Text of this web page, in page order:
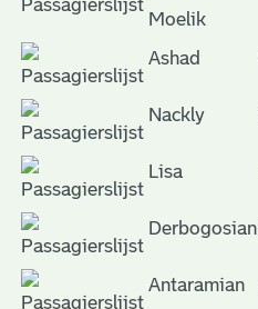
Moelik
Ashad
Nackly
Lisa
Derbogosian
Antaramian